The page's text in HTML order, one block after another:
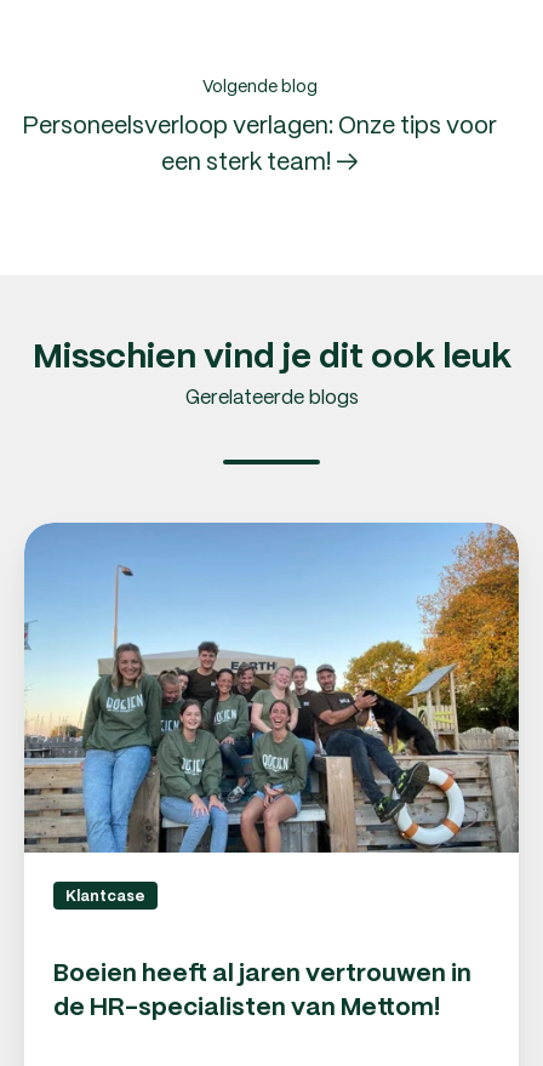
Volgende blog
Personeelsverloop verlagen: Onze tips voor
een sterk team! →
Misschien vind je dit ook leuk
Gerelateerde blogs
Boeien
jaren
vertrouwen
in
de
HR-
specialisten
van
Mettom!
Klantcase
Boeien heeft al jaren vertrouwen in
de HR-specialisten van Mettom!